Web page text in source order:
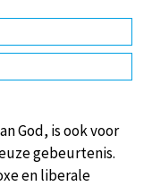
God, is ook voor
gebeurtenis.
en liberale